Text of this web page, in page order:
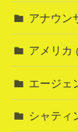
アナウン
アメリカ
エージェ
シャティ